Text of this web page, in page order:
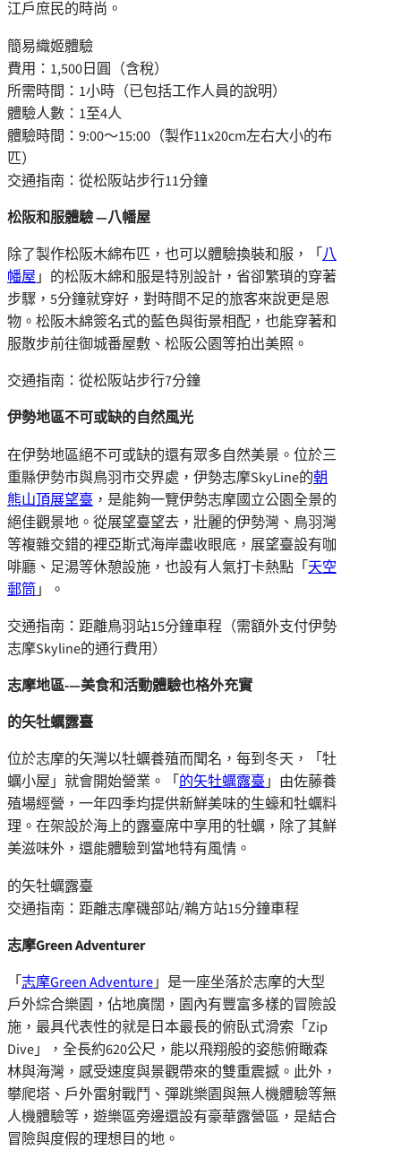
江戶庶民的時尚。
簡易織姬體驗
費用：1,500日圓（含稅）
所需時間：1小時（已包括工作人員的說明）
體驗人數：1至4人
體驗時間：9:00～15:00（製作11x20cm左右大小的布
匹）
交通指南：從松阪站步行11分鐘
松阪和服體驗―八幡屋
除了製作松阪木綿布匹，也可以體驗換裝和服，「八
幡屋」的松阪木綿和服是特別設計，省卻繁瑣的穿著
步驟，5分鐘就穿好，對時間不足的旅客來說更是恩
物。松阪木綿簽名式的藍色與街景相配，也能穿著和
服散步前往御城番屋敷、松阪公園等拍出美照。
交通指南：從松阪站步行7分鐘
伊勢地區不可或缺的自然風光
在伊勢地區絕不可或缺的還有眾多自然美景。位於三
重縣伊勢市與鳥羽市交界處，伊勢志摩SkyLine的朝
熊山頂展望臺 ，是能夠一覽伊勢志摩國立公園全景的
絕佳觀景地。從展望臺望去，壯麗的伊勢灣、鳥羽灣
等複雜交錯的裡亞斯式海岸盡收眼底，展望臺設有咖
啡廳、足湯等休憩設施，也設有人氣打卡熱點「天空
郵筒」。
交通指南：距離鳥羽站15分鐘車程（需額外支付伊勢
志摩Skyline的通行費用）
志摩地區-―美食和活動體驗也格外充實
的矢牡蠣露臺
位於志摩的矢灣以牡蠣養殖而聞名，每到冬天，「牡
蠣小屋」就會開始營業。「的矢牡蠣露臺」由佐藤養
殖場經營，一年四季均提供新鮮美味的生蠔和牡蠣料
理。在架設於海上的露臺席中享用的牡蠣，除了其鮮
美滋味外，還能體驗到當地特有風情。
的矢牡蠣露臺
交通指南：距離志摩磯部站/鵜方站15分鐘車程
志摩Green Adventurer
「志摩Green Adventure」是一座坐落於志摩的大型
戶外綜合樂園，佔地廣闊，園內有豐富多樣的冒險設
施，最具代表性的就是日本最長的俯臥式滑索「Zip
Dive」，全長約620公尺，能以飛翔般的姿態俯瞰森
林與海灣，感受速度與景觀帶來的雙重震撼。此外，
攀爬塔、戶外雷射戰鬥、彈跳樂園與無人機體驗等無
人機體驗等，遊樂區旁邊還設有豪華露營區，是結合
冒險與度假的理想目的地。